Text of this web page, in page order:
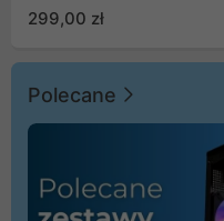
299,00 zł
Polecane